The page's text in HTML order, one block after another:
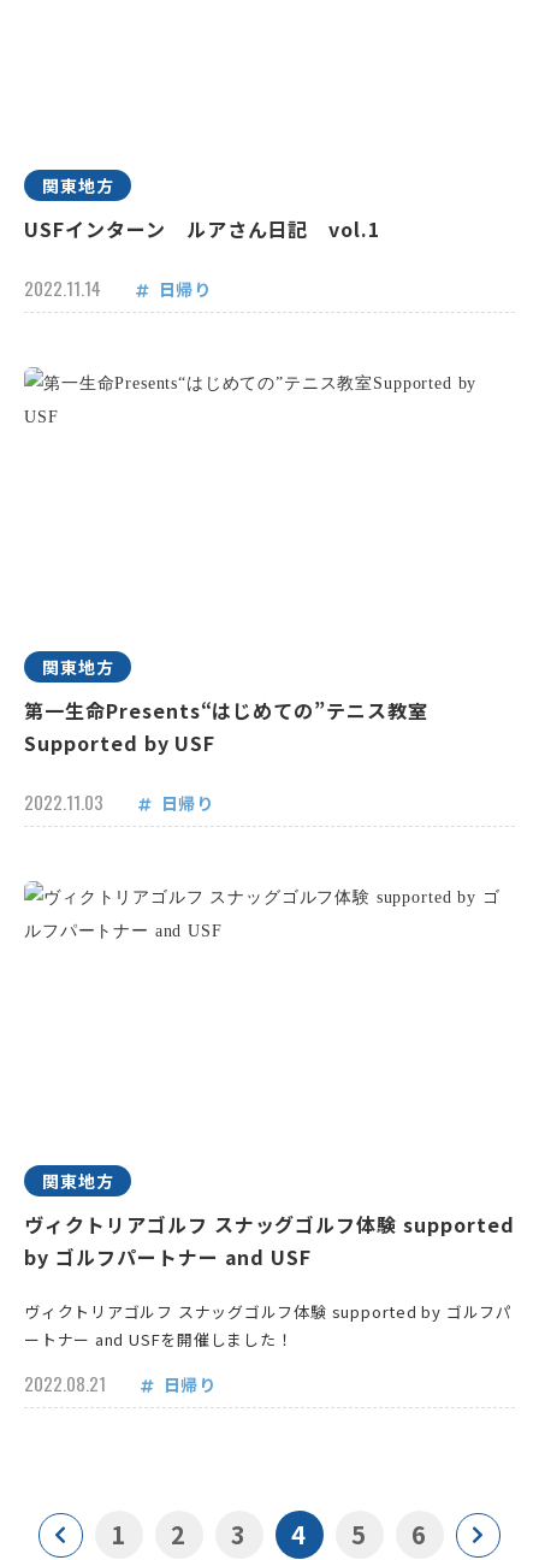
関東地方
USFインターン ルアさん日記 vol.1
2022.11.14 日帰り
関東地方
第一生命Presents“はじめての”テニス教室
Supported by USF
2022.11.03 日帰り
関東地方
ヴィクトリアゴルフ スナッグゴルフ体験 supported
by ゴルフパートナー and USF
ヴィクトリアゴルフ スナッグゴルフ体験 supported by ゴルフパ
ートナー and USFを開催しました！
2022.08.21 日帰り
1 2 3 4 5 6